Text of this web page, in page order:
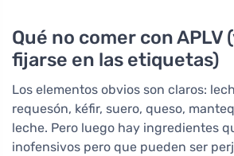
Qué no comer con APLV
fijarse en las etiquetas)
Los elementos obvios son claros:
requesón, kéfir, suero, queso,
leche. Pero luego hay ingredientes
inofensivos pero que pueden ser